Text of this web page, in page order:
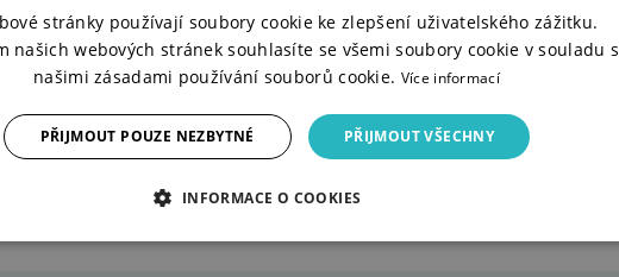
250 ml - bílá
stránky používají soubory cookie ke zlepšení uživatelského zážitku.
našich webových stránek souhlasíte se všemi soubory cookie v souladu s
našimi zásadami používání souborů cookie. Více informací
PŘIJMOUT VŠECHNY
PŘIJMOUT POUZE NEZBYTNÉ
INFORMACE O COOKIES